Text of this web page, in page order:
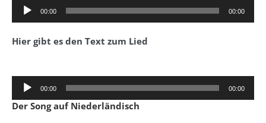
Audio-
Player
00:00 00:00
Hier gibt es den Text zum Lied
Audio-
Player
00:00 00:00
Der Song auf Niederländisch